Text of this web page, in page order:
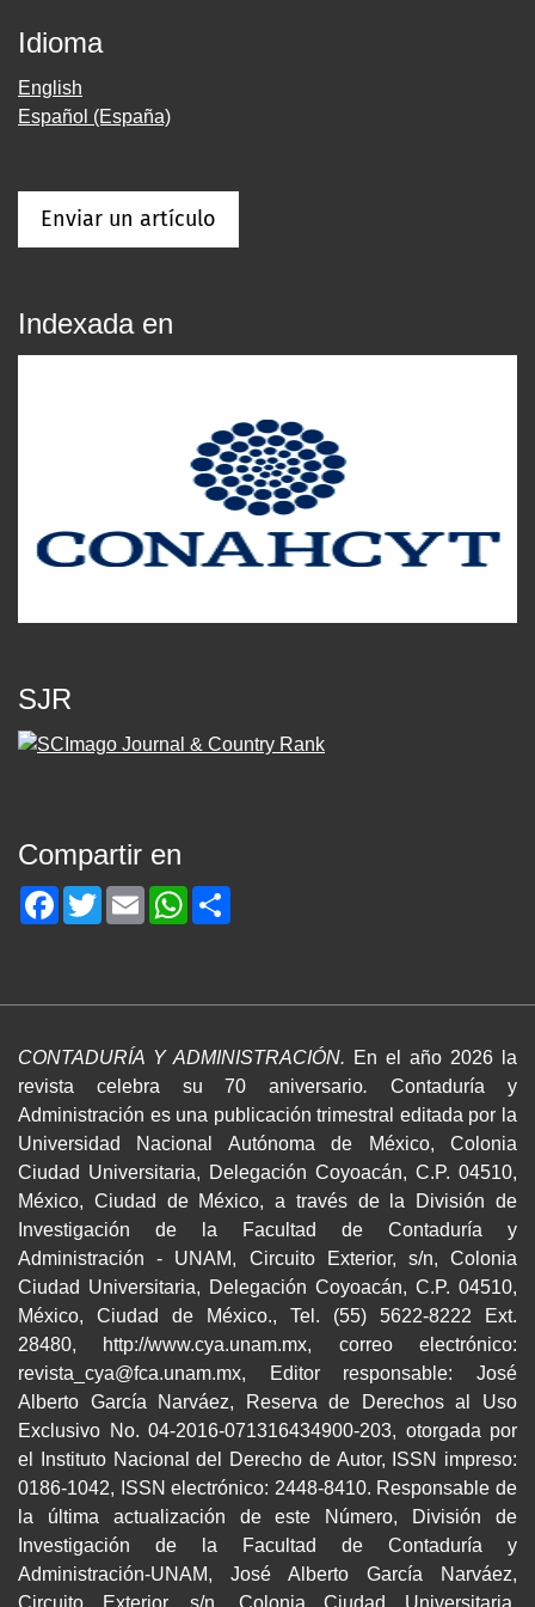
Idioma
English
Español (España)
Enviar un artículo
Indexada en
SJR
Compartir en
Facebook
TwitterEmailWhatsApp
CONTADURÍA Y ADMINISTRACIÓN. En el año 2026 la
revista celebra su 70 aniversario.Contaduría y
Administración es una publicación trimestral editada por la
Universidad Nacional Autónoma de México, Colonia
Ciudad Universitaria, Delegación Coyoacán, C.P. 04510,
México, Ciudad de México, a través de la División de
Investigación de la Facultad de Contaduría y
Administración - UNAM, Circuito Exterior, s/n, Colonia
Ciudad Universitaria, Delegación Coyoacán, C.P. 04510,
México, Ciudad de México., Tel. (55) 5622-8222 Ext.
28480, http://www.cya.unam.mx, correo electrónico:
revista_cya@fca.unam.mx, Editor responsable: José
Alberto García Narváez, Reserva de Derechos al Uso
Exclusivo No. 04-2016-071316434900-203, otorgada por
el Instituto Nacional del Derecho de Autor, ISSN impreso:
0186-1042, ISSN electrónico: 2448-8410. Responsable de
la última actualización de este Número, División de
Investigación de la Facultad de Contaduría y
Administración-UNAM, José Alberto García Narváez,